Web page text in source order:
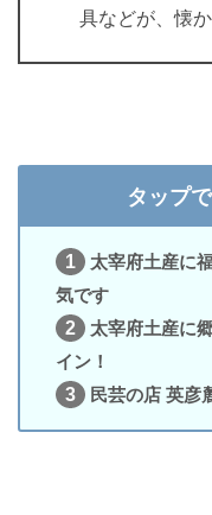
具などが、懐
タップ
1
太宰府土産に
気です
2
太宰府土産に
イン！
3
民芸の店 英